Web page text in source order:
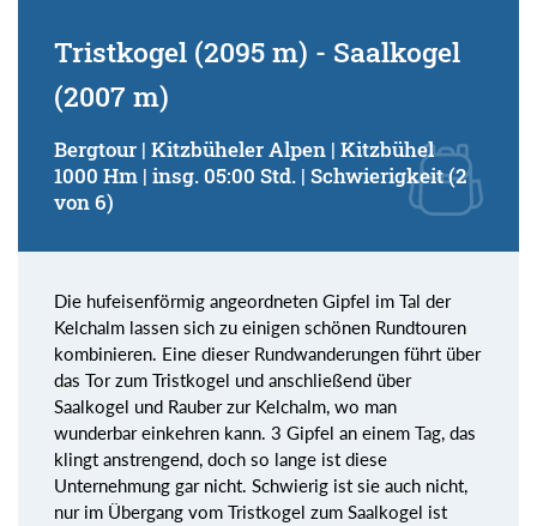
Tristkogel (2095 m) - Saalkogel
(2007 m)
Bergtour | Kitzbüheler Alpen | Kitzbühel
1000 Hm | insg. 05:00 Std. | Schwierigkeit (2
von 6)
Die hufeisenförmig angeordneten Gipfel im Tal der
Kelchalm lassen sich zu einigen schönen Rundtouren
kombinieren. Eine dieser Rundwanderungen führt über
das Tor zum Tristkogel und anschließend über
Saalkogel und Rauber zur Kelchalm, wo man
wunderbar einkehren kann. 3 Gipfel an einem Tag, das
klingt anstrengend, doch so lange ist diese
Unternehmung gar nicht. Schwierig ist sie auch nicht,
nur im Übergang vom Tristkogel zum Saalkogel ist